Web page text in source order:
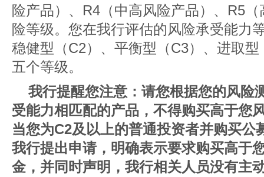
险产品）、R4（中高风险产品）、R5
险等级。您在我行评估的风险承受能力
稳健型（C2）、平衡型（C3）、进取
五个等级。
我行提醒您注意：请您根据您的风险
受能力相匹配的产品，不得购买高于您
当您为C2及以上的普通投资者并购买公
我行提出申请，明确表示要求购买高于
金，并同时声明，我行相关人员没有主